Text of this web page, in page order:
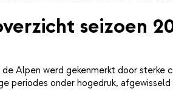
seizoen
Alpen werd gekenmerkt door
periodes onder hogedruk,